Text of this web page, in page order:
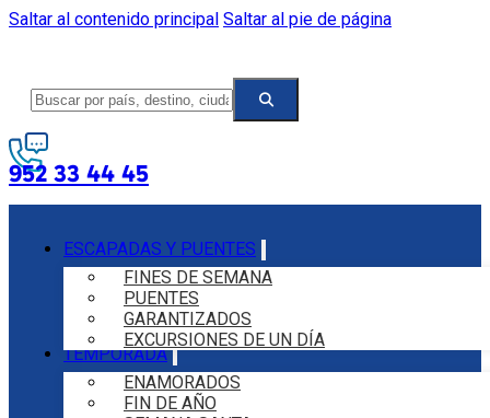
Saltar al contenido principal Saltar al pie de página
952 33 44 45
ESCAPADAS Y PUENTES
FINES DE SEMANA
PUENTES
GARANTIZADOS
EXCURSIONES DE UN DÍA
TEMPORADA
ENAMORADOS
FIN DE AÑO